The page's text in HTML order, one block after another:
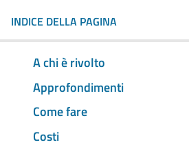
INDICE DELLA PAGINA
A chi è rivolto
Approfondimenti
Come fare
Costi